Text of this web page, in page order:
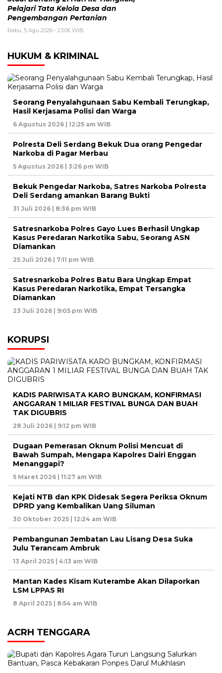
Pelajari Tata Kelola Desa dan
Pengembangan Pertanian
Rabu, 5 Agu 2026 - 23:06 WIB
HUKUM & KRIMINAL
Seorang Penyalahgunaan Sabu Kembali Terungkap,
Hasil Kerjasama Polisi dan Warga
6 Agustus 2026 | 12:25 am WIB
Polresta Deli Serdang Bekuk Dua orang Pengedar
Narkoba di Pagar Merbau
5 Agustus 2026 | 3:26 pm WIB
Bekuk Pengedar Narkoba, Satres Narkoba Polresta
Deli Serdang amankan Barang Bukti
31 Juli 2026 | 8:36 pm WIB
Satresnarkoba Polres Gayo Lues Berhasil Ungkap
Kasus Peredaran Narkotika Sabu, Seorang ASN
Diamankan
25 Juli 2026 | 7:11 pm WIB
Satresnarkoba Polres Batu Bara Ungkap Empat
Kasus Peredaran Narkotika, Empat Tersangka
Diamankan
23 Juli 2026 | 9:05 pm WIB
KORUPSI
KADIS PARIWISATA KARO BUNGKAM, KONFIRMASI
ANGGARAN 1 MILIAR FESTIVAL BUNGA DAN BUAH
TAK DIGUBRIS
28 Juli 2026 | 9:12 pm WIB
Dugaan Pemerasan Oknum Polisi Mencuat di
Bawah Sumpah, Mengapa Kapolres Dairi Enggan
Menanggapi?
5 Maret 2026 | 11:27 am WIB
Kejati NTB dan KPK Didesak Segera Periksa Oknum
DPRD yang Kembalikan Uang Siluman
30 Oktober 2025 | 12:24 am WIB
Pembangunan Jembatan Lau Lisang Desa Suka
Julu Terancam Ambruk
13 April 2025 | 4:13 am WIB
Mantan Kades Kisam Kuterambe Akan Dilaporkan
LSM LPPAS RI
8 April 2025 | 8:54 am WIB
ACRH TENGGARA